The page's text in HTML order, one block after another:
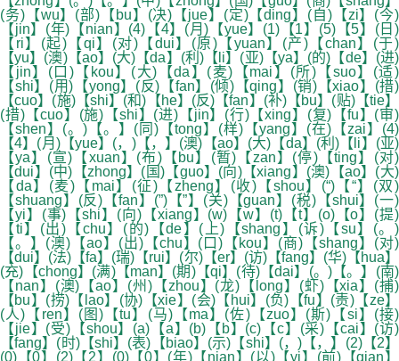
(务)【wu】(部)【bu】(决)【jue】(定)【ding】(自)【zi】(今)
【jin】(年)【nian】(4)【4】(月)【yue】(1)【1】(5)【5】(日)
【ri】(起)【qi】(对)【dui】(原)【yuan】(产)【chan】(于)
【yu】(澳)【ao】(大)【da】(利)【li】(亚)【ya】(的)【de】(进)
【jin】(口)【kou】(大)【da】(麦)【mai】(所)【suo】(适)
【shi】(用)【yong】(反)【fan】(倾)【qing】(销)【xiao】(措)
【cuo】(施)【shi】(和)【he】(反)【fan】(补)【bu】(贴)【tie】
(措)【cuo】(施)【shi】(进)【jin】(行)【xing】(复)【fu】(审)
【shen】(。)【。】(同)【tong】(样)【yang】(在)【zai】(4)
【4】(月)【yue】(，)【，】(澳)【ao】(大)【da】(利)【li】(亚)
【ya】(宣)【xuan】(布)【bu】(暂)【zan】(停)【ting】(对)
【dui】(中)【zhong】(国)【guo】(向)【xiang】(澳)【ao】(大)
【da】(麦)【mai】(征)【zheng】(收)【shou】(“)【“】(双)
【shuang】(反)【fan】(”)【”】(关)【guan】(税)【shui】(一)
【yi】(事)【shi】(向)【xiang】(w)【w】(t)【t】(o)【o】(提)
【ti】(出)【chu】(的)【de】(上)【shang】(诉)【su】(。)
【。】(澳)【ao】(出)【chu】(口)【kou】(商)【shang】(对)
【dui】(法)【fa】(瑞)【rui】(尔)【er】(访)【fang】(华)【hua】
(充)【chong】(满)【man】(期)【qi】(待)【dai】(。)【。】(南)
【nan】(澳)【ao】(州)【zhou】(龙)【long】(虾)【xia】(捕)
【bu】(捞)【lao】(协)【xie】(会)【hui】(负)【fu】(责)【ze】
(人)【ren】(图)【tu】(马)【ma】(佐)【zuo】(斯)【si】(接)
【jie】(受)【shou】(a)【a】(b)【b】(c)【c】(采)【cai】(访)
【fang】(时)【shi】(表)【biao】(示)【shi】(，)【，】(2)【2】
(0)【0】(2)【2】(0)【0】(年)【nian】(以)【yi】(前)【qian】